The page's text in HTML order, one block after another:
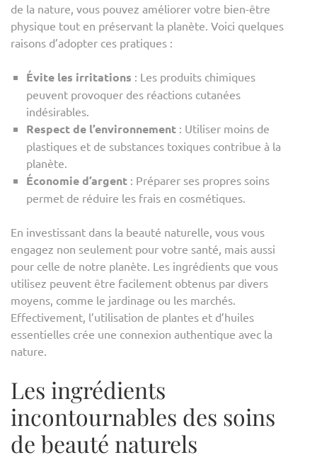
de la nature, vous pouvez améliorer votre bien-être
physique tout en préservant la planète. Voici quelques
raisons d’adopter ces pratiques :
Évite les irritations : Les produits chimiques
peuvent provoquer des réactions cutanées
indésirables.
Respect de l’environnement : Utiliser moins de
plastiques et de substances toxiques contribue à la
planète.
Économie d’argent : Préparer ses propres soins
permet de réduire les frais en cosmétiques.
En investissant dans la beauté naturelle, vous vous
engagez non seulement pour votre santé, mais aussi
pour celle de notre planète. Les ingrédients que vous
utilisez peuvent être facilement obtenus par divers
moyens, comme le jardinage ou les marchés.
Effectivement, l’utilisation de plantes et d’huiles
essentielles crée une connexion authentique avec la
nature.
Les ingrédients
incontournables des soins
de beauté naturels